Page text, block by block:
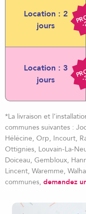
Location : 2
jours
Location : 3
jours
*La livraison et
communes suivantes :
Hélécine, Orp, Incourt,
Ottignies, Louvain-La-
Doiceau, Gembloux,
Lincent, Waremme,
communes, demandez